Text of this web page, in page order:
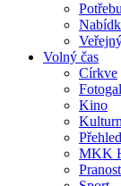
Volný čas
Církve
Kino
MKK